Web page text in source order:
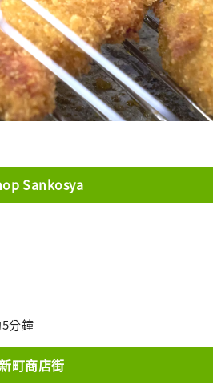
Sankosya
分鐘
町商店街